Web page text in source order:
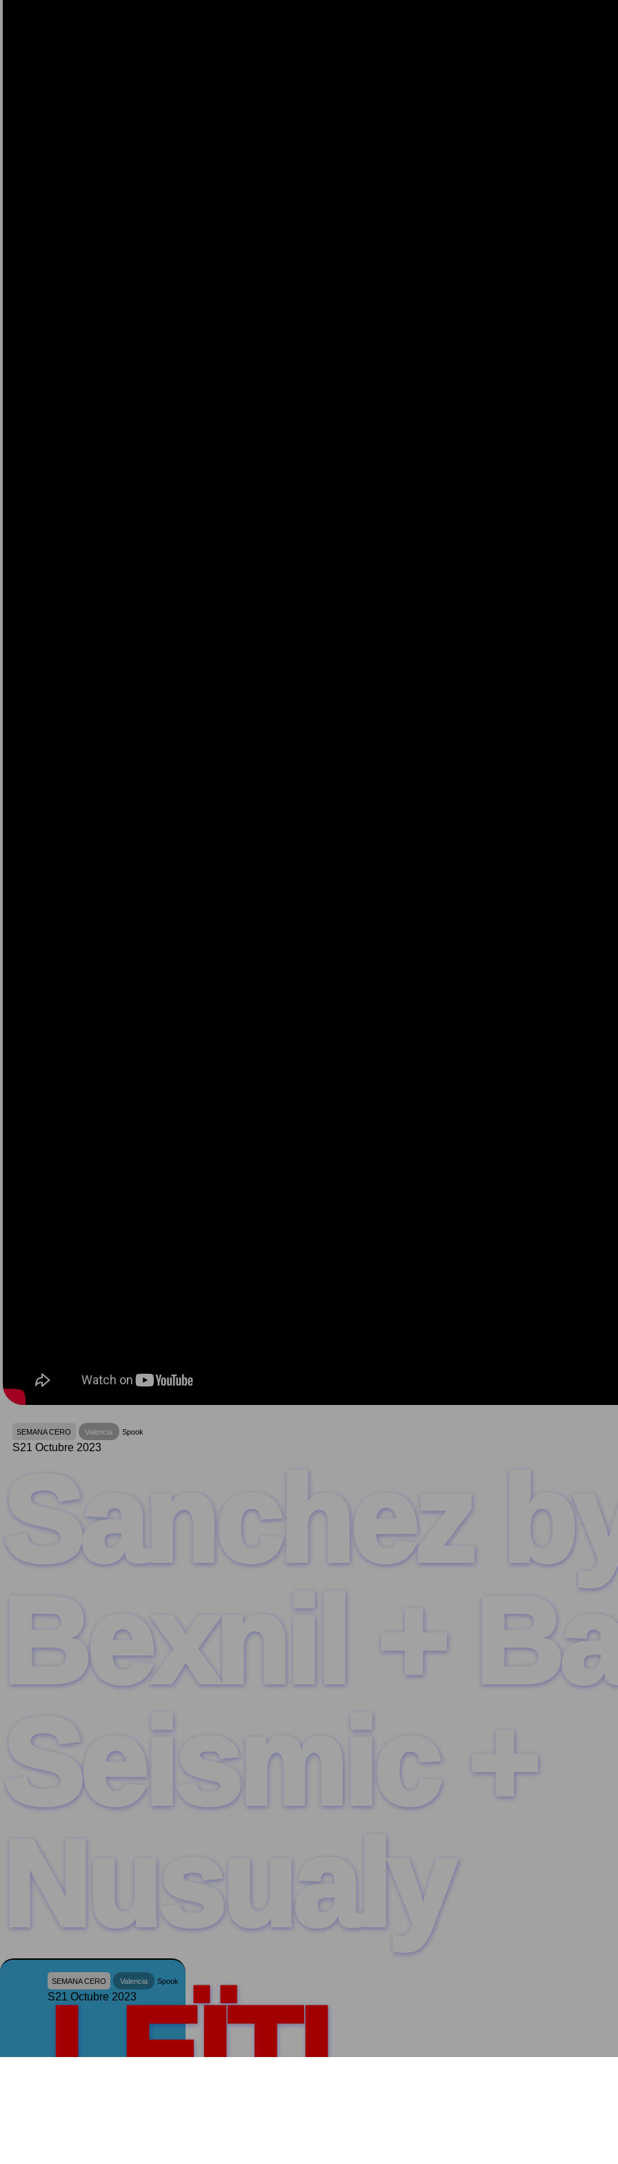
SEMANA CERO Valencia Spook
S21 Octubre 2023
Sanchez
Bexnil +
Seismic +
Nusualy
SEMANA CERO Valencia Spook
S21 Octubre 2023
LEÏTI,